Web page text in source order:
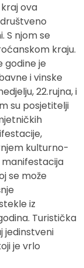
ova
S njom se
kraju.
godine je
i vinske
22.rujna, i
su posjetitelji
kulturno-
se može
iz
Turistička
jedinstveni
je vrlo